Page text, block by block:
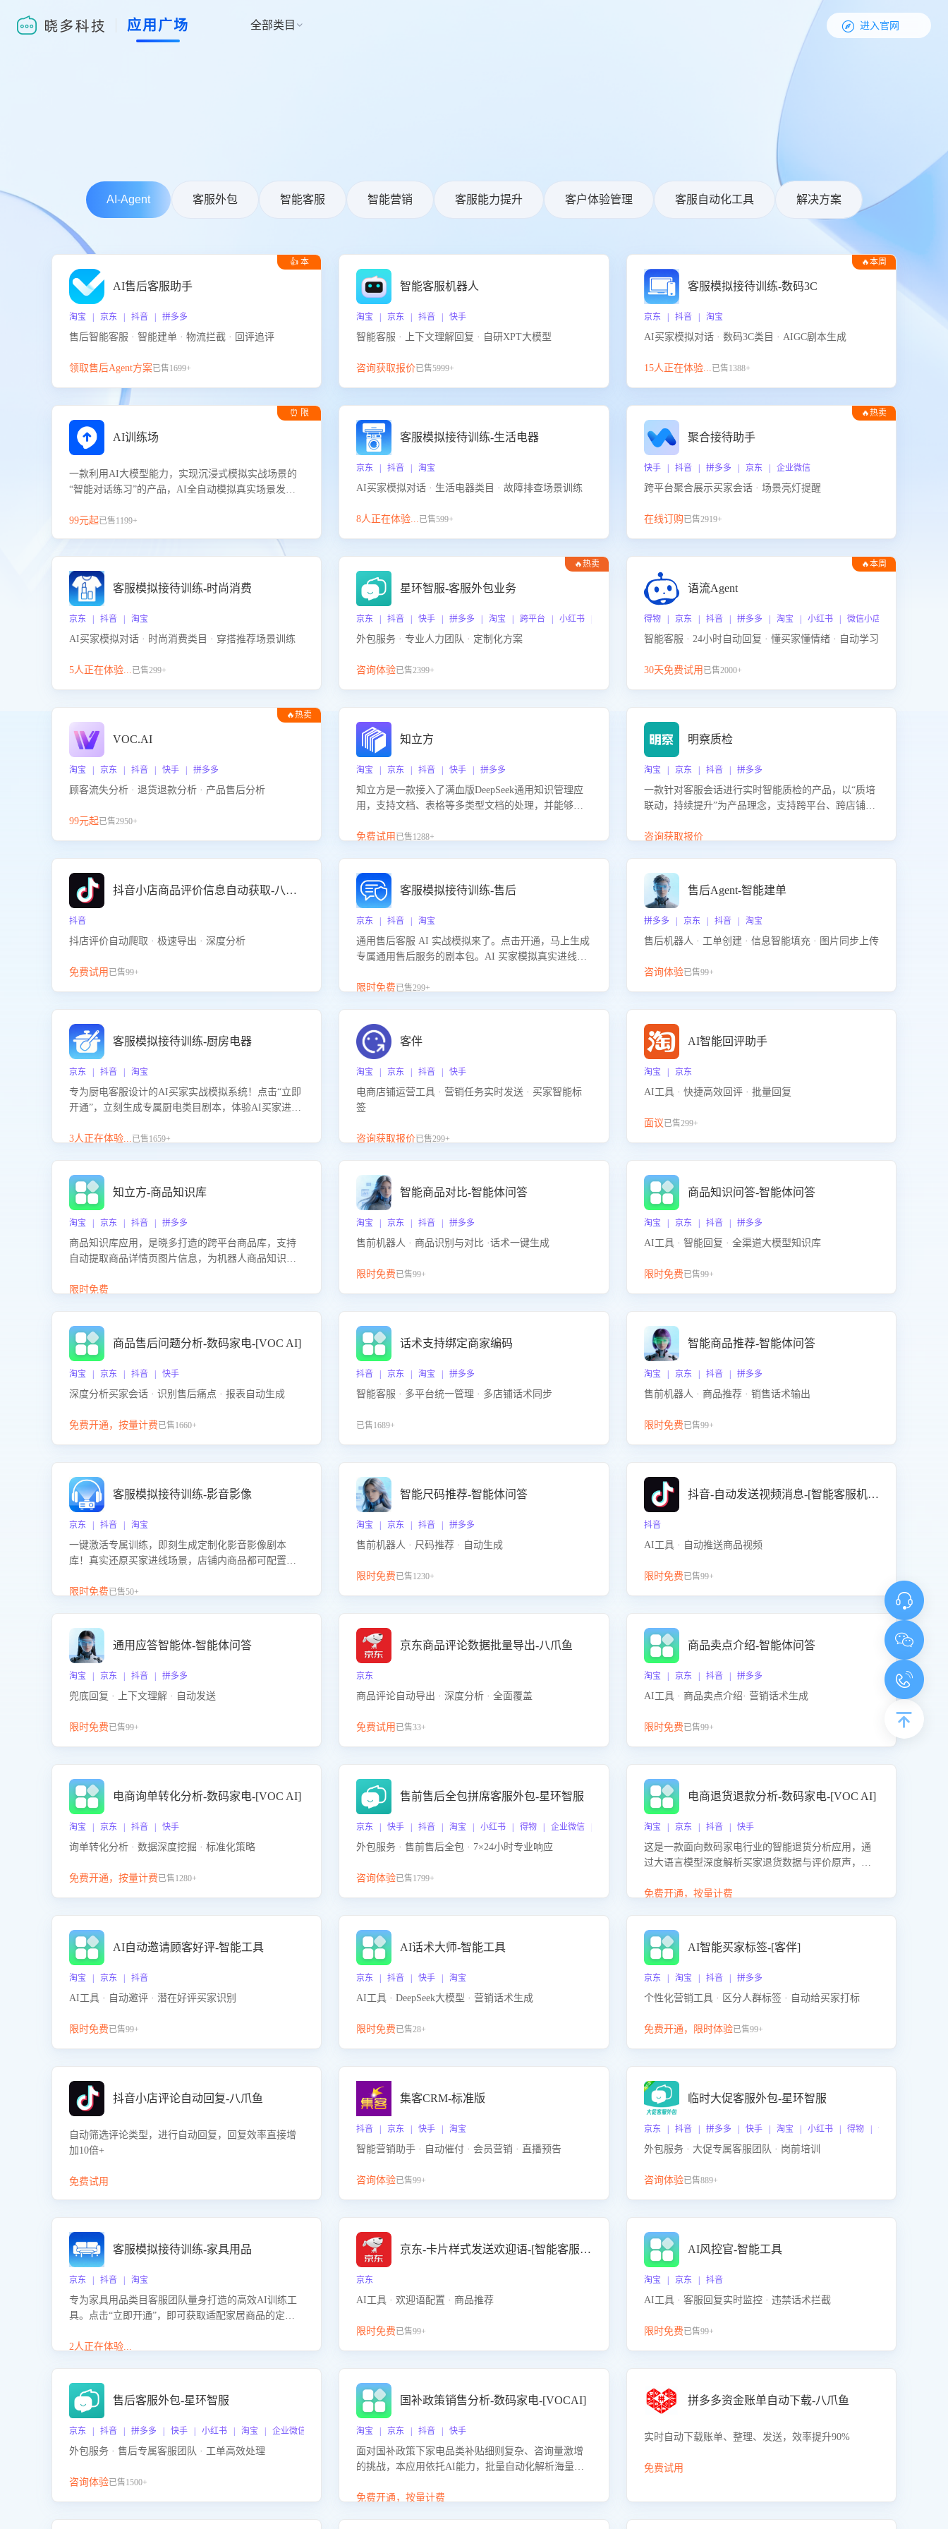
应用广场 全部类目   进入官网
AI-Agent 客服外包 智能客服 智能营销 客服能力提升 客户体验管理 客服自动化工具 解决方案
👍 本
AI售后客服助手
淘宝 | 京东 | 抖音 | 拼多多
售后智能客服 · 智能建单 · 物流拦截 · 回评追评
领取售后Agent方案已售1699+
智能客服机器人
淘宝 | 京东 | 抖音 | 快手
智能客服 · 上下文理解回复 · 自研XPT大模型
咨询获取报价已售5999+
🔥本周
客服模拟接待训练-数码3C
京东 | 抖音 | 淘宝
AI买家模拟对话 · 数码3C类目 · AIGC剧本生成
15人正在体验...已售1388+
⏰ 限
AI训练场
一款利用AI大模型能力，实现沉浸式模拟实战场景的
“智能对话练习”的产品，AI全自动模拟真实场景发生
提升客服团队的销服能力。
99元起已售1199+
客服模拟接待训练-生活电器
京东 | 抖音 | 淘宝
AI买家模拟对话 · 生活电器类目 · 故障排查场景训练
8人正在体验...已售599+
🔥热卖
聚合接待助手
快手 | 抖音 | 拼多多 | 京东 | 企业微信
跨平台聚合展示买家会话 · 场景亮灯提醒
在线订购已售2919+
客服模拟接待训练-时尚消费
京东 | 抖音 | 淘宝
AI买家模拟对话 · 时尚消费类目 · 穿搭推荐场景训练
5人正在体验...已售299+
🔥热卖
星环智服-客服外包业务
京东 | 抖音 | 快手 | 拼多多 | 淘宝 | 跨平台 | 小红书 | 得物 | 企业微信
外包服务 · 专业人力团队 · 定制化方案
咨询体验已售2399+
🔥本周
语流Agent
得物 | 京东 | 抖音 | 拼多多 | 淘宝 | 小红书 | 微信小店 | 快手 | 唯品
智能客服 · 24小时自动回复 · 懂买家懂情绪 · 自动学习
30天免费试用 已售2000+
🔥热卖
VOC.AI
淘宝 | 京东 | 抖音 | 快手 | 拼多多
顾客流失分析 · 退货退款分析 · 产品售后分析
99元起已售2950+
知立方
淘宝 | 京东 | 抖音 | 快手 | 拼多多
知立方是一款接入了满血版DeepSeek通用知识管理应
用，支持文档、表格等多类型文档的处理，并能够基
景提供强大的知识支持，帮助用户高效管理和利用知
免费试用 已售1288+
明察质检
淘宝 | 京东 | 抖音 | 拼多多
一款针对客服会话进行实时智能质检的产品，以“质培
联动，持续提升”为产品理念，支持跨平台、跨店铺的
联动，持续提升客服团队的销服能力。
咨询获取报价
抖音小店商品评价信息自动获取-八爪鱼
抖音
抖店评价自动爬取 · 极速导出 · 深度分析
免费试用 已售99+
客服模拟接待训练-售后
京东 | 抖音 | 淘宝
通用售后客服 AI 实战模拟来了。点击开通，马上生成
专属通用售后服务的剧本包。AI 买家模拟真实进线咨
咨询等售后场景的应对要点，轻松提升服务能力。
限时免费已售299+
售后Agent-智能建单
拼多多 | 京东 | 抖音 | 淘宝
售后机器人 · 工单创建 · 信息智能填充 · 图片同步上传
咨询体验已售99+
客服模拟接待训练-厨房电器
京东 | 抖音 | 淘宝
专为厨电客服设计的AI买家实战模拟系统！点击“立即
开通”，立刻生成专属厨电类目剧本，体验AI买家进线
能咨询”等真实场景应对技巧！
3人正在体验...已售1659+
客伴
淘宝 | 京东 | 抖音 | 快手
电商店铺运营工具 · 营销任务实时发送 · 买家智能标
签
咨询获取报价已售299+
AI智能回评助手
淘宝 | 京东
AI工具 · 快捷高效回评 · 批量回复
面议已售299+
知立方-商品知识库
淘宝 | 京东 | 抖音 | 拼多多
商品知识库应用，是晓多打造的跨平台商品库，支持
自动提取商品详情页图片信息，为机器人商品知识问
商品知识。
限时免费
智能商品对比-智能体问答
淘宝 | 京东 | 抖音 | 拼多多
售前机器人 · 商品识别与对比 ·话术一键生成
限时免费已售99+
商品知识问答-智能体问答
淘宝 | 京东 | 抖音 | 拼多多
AI工具 · 智能回复 · 全渠道大模型知识库
限时免费已售99+
商品售后问题分析-数码家电-[VOC AI]
淘宝 | 京东 | 抖音 | 快手
深度分析买家会话 · 识别售后痛点 · 报表自动生成
免费开通，按量计费已售1660+
话术支持绑定商家编码
抖音 | 京东 | 淘宝 | 拼多多
智能客服 · 多平台统一管理 · 多店铺话术同步
已售1689+
智能商品推荐-智能体问答
淘宝 | 京东 | 抖音 | 拼多多
售前机器人 · 商品推荐 · 销售话术输出
限时免费已售99+
客服模拟接待训练-影音影像
京东 | 抖音 | 淘宝
一键激活专属训练，即刻生成定制化影音影像剧本
库！真实还原买家进线场景，店铺内商品都可配置到
升客服售前转化率。点击 “立即开通”，快速获取影音
限时免费已售50+
智能尺码推荐-智能体问答
淘宝 | 京东 | 抖音 | 拼多多
售前机器人 · 尺码推荐 · 自动生成
限时免费已售1230+
抖音-自动发送视频消息-[智能客服机器人]
抖音
AI工具 · 自动推送商品视频
限时免费已售99+
通用应答智能体-智能体问答
淘宝 | 京东 | 抖音 | 拼多多
兜底回复 · 上下文理解 · 自动发送
限时免费已售99+
京东商品评论数据批量导出-八爪鱼
京东
商品评论自动导出 · 深度分析 · 全面覆盖
免费试用 已售33+
商品卖点介绍-智能体问答
淘宝 | 京东 | 抖音 | 拼多多
AI工具 · 商品卖点介绍· 营销话术生成
限时免费已售99+
电商询单转化分析-数码家电-[VOC AI]
淘宝 | 京东 | 抖音 | 快手
询单转化分析 · 数据深度挖掘 · 标准化策略
免费开通，按量计费已售1280+
售前售后全包拼席客服外包-星环智服
京东 | 快手 | 抖音 | 淘宝 | 小红书 | 得物 | 企业微信 | 跨平台
外包服务 · 售前售后全包 · 7×24小时专业响应
咨询体验已售1799+
电商退货退款分析-数码家电-[VOC AI]
淘宝 | 京东 | 抖音 | 快手
这是一款面向数码家电行业的智能退货分析应用，通
过大语言模型深度解析买家退货数据与评价原声，精
因，并输出可落地的改进建议，通过挖掘用户痛点驱
免费开通，按量计费
AI自动邀请顾客好评-智能工具
淘宝 | 京东 | 抖音
AI工具 · 自动邀评 · 潜在好评买家识别
限时免费已售99+
AI话术大师-智能工具
京东 | 抖音 | 快手 | 淘宝
AI工具 · DeepSeek大模型 · 营销话术生成
限时免费已售28+
AI智能买家标签-[客伴]
京东 | 淘宝 | 抖音 | 拼多多
个性化营销工具 · 区分人群标签 · 自动给买家打标
免费开通，限时体验已售99+
抖音小店评论自动回复-八爪鱼
自动筛选评论类型，进行自动回复，回复效率直接增
加10倍+
免费试用
集客CRM-标准版
抖音 | 京东 | 快手 | 淘宝
智能营销助手 · 自动催付 · 会员营销 · 直播预告
咨询体验已售99+
临时大促客服外包-星环智服
京东 | 抖音 | 拼多多 | 快手 | 淘宝 | 小红书 | 得物 | 企业微信
外包服务 · 大促专属客服团队 · 岗前培训
咨询体验已售889+
客服模拟接待训练-家具用品
京东 | 抖音 | 淘宝
专为家具用品类目客服团队量身打造的高效AI训练工
具。点击“立即开通”，即可获取适配家居商品的定制
客服在家具用品功能、尺寸参数咨询等高频场景下的
2人正在体验...
京东-卡片样式发送欢迎语-[智能客服机器人]
京东
AI工具 · 欢迎语配置 · 商品推荐
限时免费已售99+
AI风控官-智能工具
淘宝 | 京东 | 抖音
AI工具 · 客服回复实时监控 · 违禁话术拦截
限时免费已售99+
售后客服外包-星环智服
京东 | 抖音 | 拼多多 | 快手 | 小红书 | 淘宝 | 企业微信
外包服务 · 售后专属客服团队 · 工单高效处理
咨询体验已售1500+
国补政策销售分析-数码家电-[VOCAI]
淘宝 | 京东 | 抖音 | 快手
面对国补政策下家电品类补贴细则复杂、咨询量激增
的挑战，本应用依托AI能力，批量自动化解析海量客
政策的关注焦点与购买意向，深度洞察决策动因。同
免费开通，按量计费
拼多多资金账单自动下载-八爪鱼
实时自动下载账单、整理、发送，效率提升90%
免费试用